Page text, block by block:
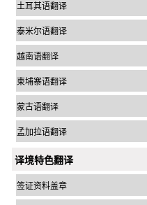
土耳其语翻译
泰米尔语翻译
越南语翻译
柬埔寨语翻译
蒙古语翻译
孟加拉语翻译
译境特色翻译
签证资料盖章